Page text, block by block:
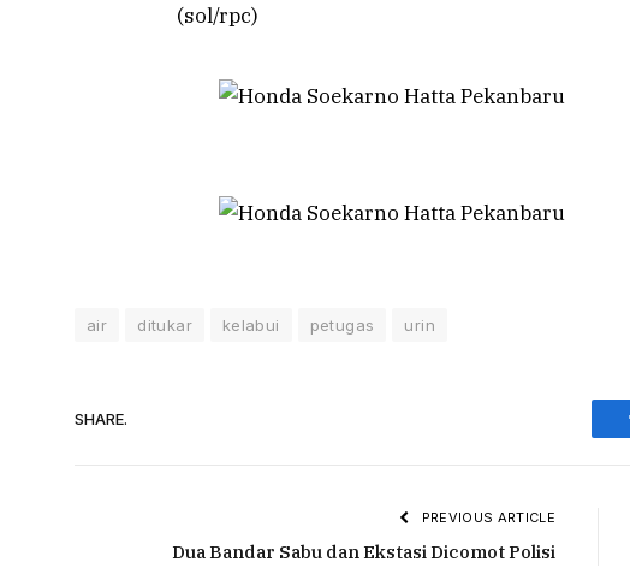
(sol/rpc)
air ditukar kelabui petugas urin
SHARE.
PREVIOUS ARTICLE
Dua Bandar Sabu dan Ekstasi Dicomot Polisi